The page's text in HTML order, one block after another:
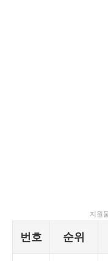
지원
번호 순위